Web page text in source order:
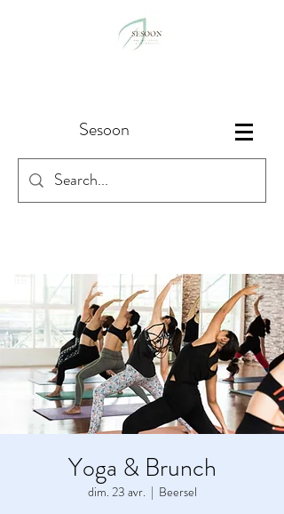
Sesoon
Yoga & Brunch
dim. 23 avr.
  |
Beersel